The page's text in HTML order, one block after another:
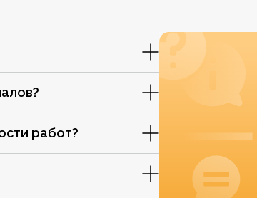
работ?